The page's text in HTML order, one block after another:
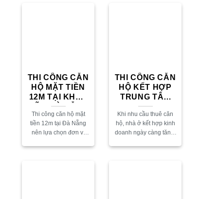
THI CÔNG CĂN
HỘ MẶT TIỀN
12M TẠI KHUÊ
MỸ – ĐÀ NẴNG
Thi công căn hộ mặt
tiền 12m tại Đà Nẵng
nên lựa chọn đơn vị
THI CÔNG CĂN
HỘ KẾT HỢP
TRUNG TÂM
DẠY HỌC TẠI
ĐÀ NẴNG
Khi nhu cầu thuê căn
hộ, nhà ở kết hợp kinh
doanh ngày càng tăng,